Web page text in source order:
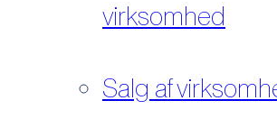
virksomhed
Salg af